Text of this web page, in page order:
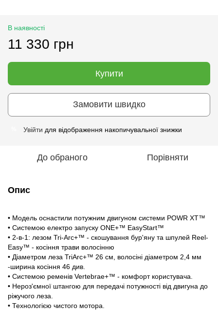
В наявності
11 330 грн
Купити
Замовити швидко
Увійти для відображення накопичувальної знижки
До обраного Порівняти
Опис
• Модель оснастили потужним двигуном системи POWR XT™
• Системою електро запуску ONE+™ EasyStart™
• 2-в-1: лезом Tri-Arc+™ - скошування бур'яну та шпулей Reel-
Easy™ - косіння трави волосінню
• Діаметром леза TriArc+™ 26 см, волосіні діаметром 2,4 мм
-ширина косіння 46 див.
• Системою ременів Vertebrae+™ - комфорт користувача.
• Нероз'ємної штангою для передачі потужності від двигуна до
ріжучого леза.
• Технологією чистого мотора.